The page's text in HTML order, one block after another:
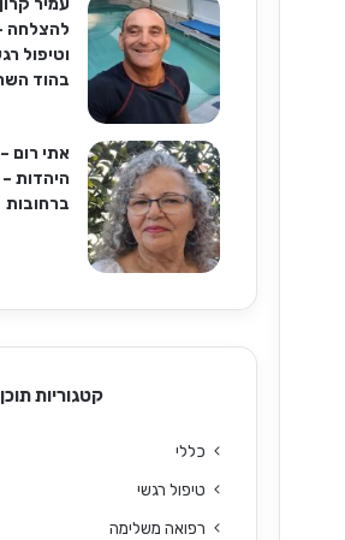
עמיר
להצלחה
בהוד
היהדות
ברחובות
קטגוריות תוכן
כללי
טיפול רגשי
רפואה משלימה